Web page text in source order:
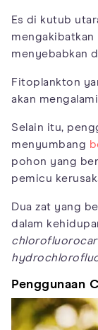
Es di kutub
mengakibatkan
menyebabkan
Fitoplankton
akan
Selain itu,
menyumbang
pohon yang
pemicu
Dua zat yang
dalam
Penggunaan